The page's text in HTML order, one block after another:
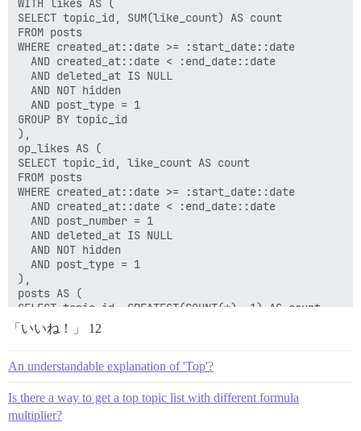
WITH likes AS (
SELECT topic_id, SUM(like_count) AS count
FROM posts
WHERE created_at::date >= :start_date::date
  AND created_at::date < :end_date::date
  AND deleted_at IS NULL
  AND NOT hidden
  AND post_type = 1
GROUP BY topic_id
),
op_likes AS (
SELECT topic_id, like_count AS count
FROM posts
WHERE created_at::date >= :start_date::date
  AND created_at::date < :end_date::date
  AND post_number = 1
  AND deleted_at IS NULL
  AND NOT hidden
  AND post_type = 1
),
posts AS (
SELECT topic_id, GREATEST(COUNT(*), 1) AS count
FROM posts
WHERE created_at::date >= :start_date::date
  AND deleted_at IS NULL
  AND post_type = 1
  AND user_id <> 0
GROUP BY topic_id
「いいね！」 12
An understandable explanation of 'Top'?
Is there a way to get a top topic list with different formula
multiplier?